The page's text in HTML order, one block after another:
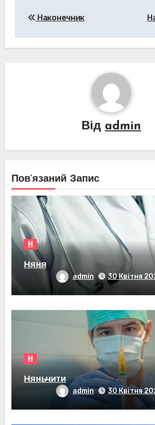
Наконечник
Від admin
Пов’язаний Запис
Н
Няня
admin 30 Квітня
Н
Няньчити
admin 30 Квітня